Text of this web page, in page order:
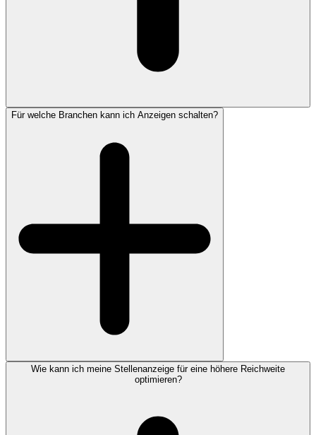
Für welche Branchen kann ich Anzeigen schalten?
Wie kann ich meine Stellenanzeige für eine höhere Reichweite
optimieren?